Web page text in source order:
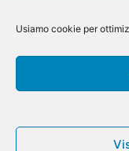
Usiamo cookie per
@ArsCommunication